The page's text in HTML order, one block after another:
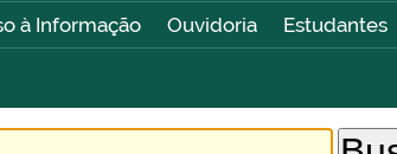
à Informação Ouvidoria Estudantes